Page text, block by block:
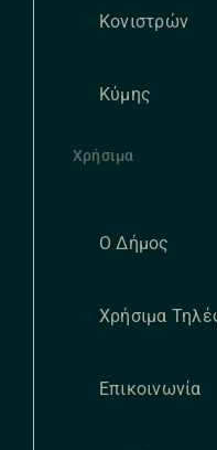
Κονιστρών
Κύμης
Χρήσιμα
Ο Δήμος
Χρήσιμα
Επικοινωνία